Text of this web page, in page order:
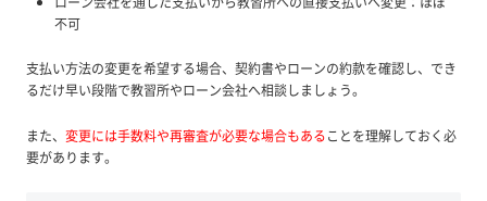
不可
支払い方法の変更を希望する場合、契約書やローンの約款を確認し、でき
るだけ早い段階で教習所やローン会社へ相談しましょう。
また、 変更には手数料や再審査が必要な場合もあることを理解しておく必
要があります。